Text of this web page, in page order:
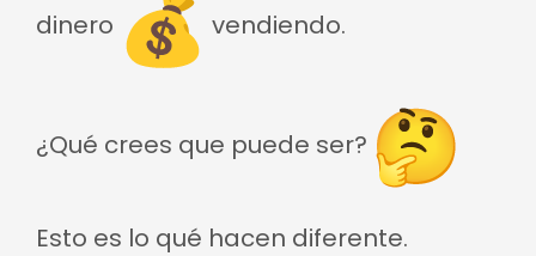
dinero
vendiendo.
¿Qué crees que puede ser?
Esto es lo qué hacen diferente.